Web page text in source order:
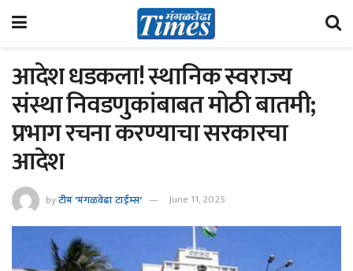
आदेश धडकला! स्थानिक स्वराज्य
संस्था निवडणुकांबाबत मोठी बातमी;
प्रभाग रचना करण्याचा सरकारचा
आदेश
byटीम 'मंगळवेढा टाईम्स' June 11, 2025